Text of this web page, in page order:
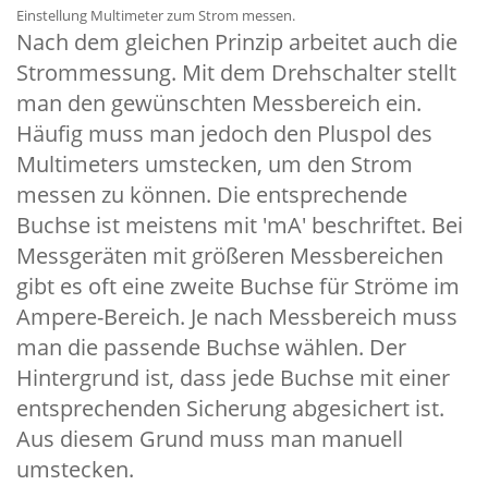
Einstellung Multimeter zum Strom messen.
Nach dem gleichen Prinzip arbeitet auch die
Strommessung. Mit dem Drehschalter stellt
man den gewünschten Messbereich ein.
Häufig muss man jedoch den Pluspol des
Multimeters umstecken, um den Strom
messen zu können. Die entsprechende
Buchse ist meistens mit 'mA' beschriftet. Bei
Messgeräten mit größeren Messbereichen
gibt es oft eine zweite Buchse für Ströme im
Ampere-Bereich. Je nach Messbereich muss
man die passende Buchse wählen. Der
Hintergrund ist, dass jede Buchse mit einer
entsprechenden Sicherung abgesichert ist.
Aus diesem Grund muss man manuell
umstecken.